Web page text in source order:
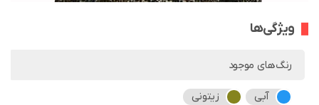
ویژگی‌ها
رنگ‌های موجود
آبی زیتونی